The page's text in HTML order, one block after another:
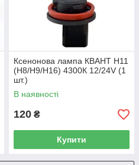
Ксенонова лампа КВАНТ H11
(H8/H9/H16) 4300К 12/24V (1
шт.)
В наявності
120 ₴
Купити